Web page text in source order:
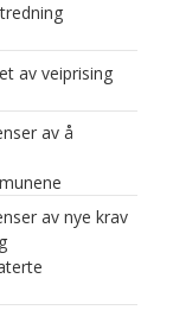
av veiprising
av å
av nye krav